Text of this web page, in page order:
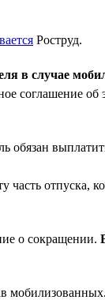
Роструд.
в случае
соглашение
обязан
отпуска,
о сокращении.